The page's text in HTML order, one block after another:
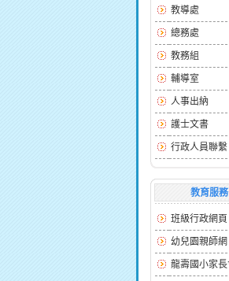
教導處
總務處
教務組
輔導室
人事出納
護士文書
行政人員聯繫
教育服務
班級行政網頁
幼兒園親師網
龍壽國小家